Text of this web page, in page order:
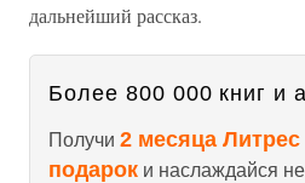
дальнейший рассказ.
Более 800 000 книг и
Получи 2 месяца
подарок и наслаждайся